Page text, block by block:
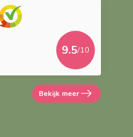
9.5/10
Bekijk meer